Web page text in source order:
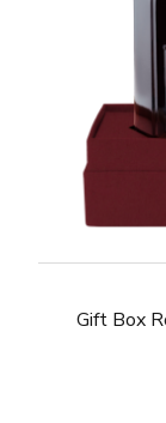
Gift Box